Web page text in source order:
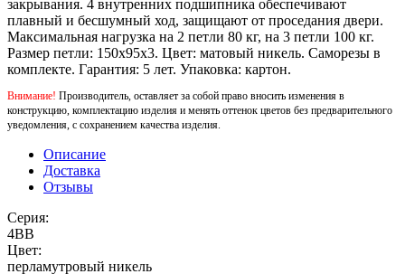
закрывания. 4 внутренних подшипника обеспечивают
плавный и бесшумный ход, защищают от проседания двери.
Максимальная нагрузка на 2 петли 80 кг, на 3 петли 100 кг.
Размер петли: 150x95x3. Цвет: матовый никель. Саморезы в
комплекте. Гарантия: 5 лет. Упаковка: картон.
Внимание! Производитель, оставляет за собой право вносить изменения в
конструкцию, комплектацию изделия и менять оттенок цветов без предварительного
уведомления, с сохранением качества изделия.
Описание
Доставка
Отзывы
Серия:
4BB
Цвет:
перламутровый никель